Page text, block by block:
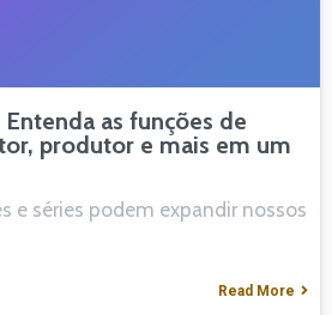
as funções de
produtor e mais em um
e séries podem expandir nossos
Read More